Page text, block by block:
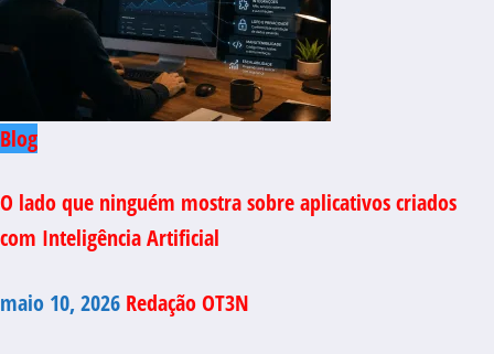
Blog
O lado que ninguém mostra sobre aplicativos criados
com Inteligência Artificial
maio 10, 2026 Redação OT3N